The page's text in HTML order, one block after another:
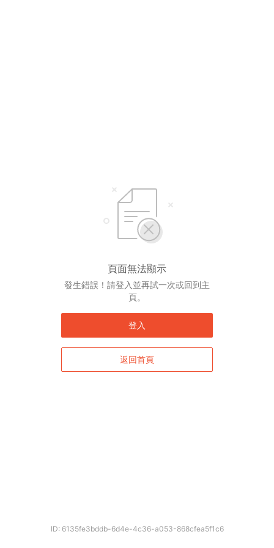
頁面無法顯示
發生錯誤！請登入並再試一次或回到主
頁。
登入
返回首頁
ID: 6135fe3bddb-6d4e-4c36-a053-868cfea5f1c6